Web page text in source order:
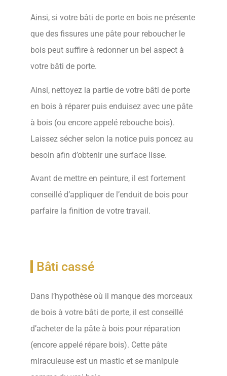
Ainsi, si votre bâti de porte en bois ne présente
que des fissures une pâte pour reboucher le
bois peut suffire à redonner un bel aspect à
votre bâti de porte.
Ainsi, nettoyez la partie de votre bâti de porte
en bois à réparer puis enduisez avec une pâte
à bois (ou encore appelé rebouche bois).
Laissez sécher selon la notice puis poncez au
besoin afin d’obtenir une surface lisse.
Avant de mettre en peinture, il est fortement
conseillé d’appliquer de l’enduit de bois pour
parfaire la finition de votre travail.
Bâti cassé
Dans l’hypothèse où il manque des morceaux
de bois à votre bâti de porte, il est conseillé
d’acheter de la pâte à bois pour réparation
(encore appelé répare bois). Cette pâte
miraculeuse est un mastic et se manipule